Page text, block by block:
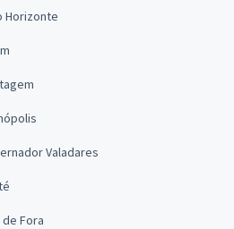
Horizonte
Valadares
Fora